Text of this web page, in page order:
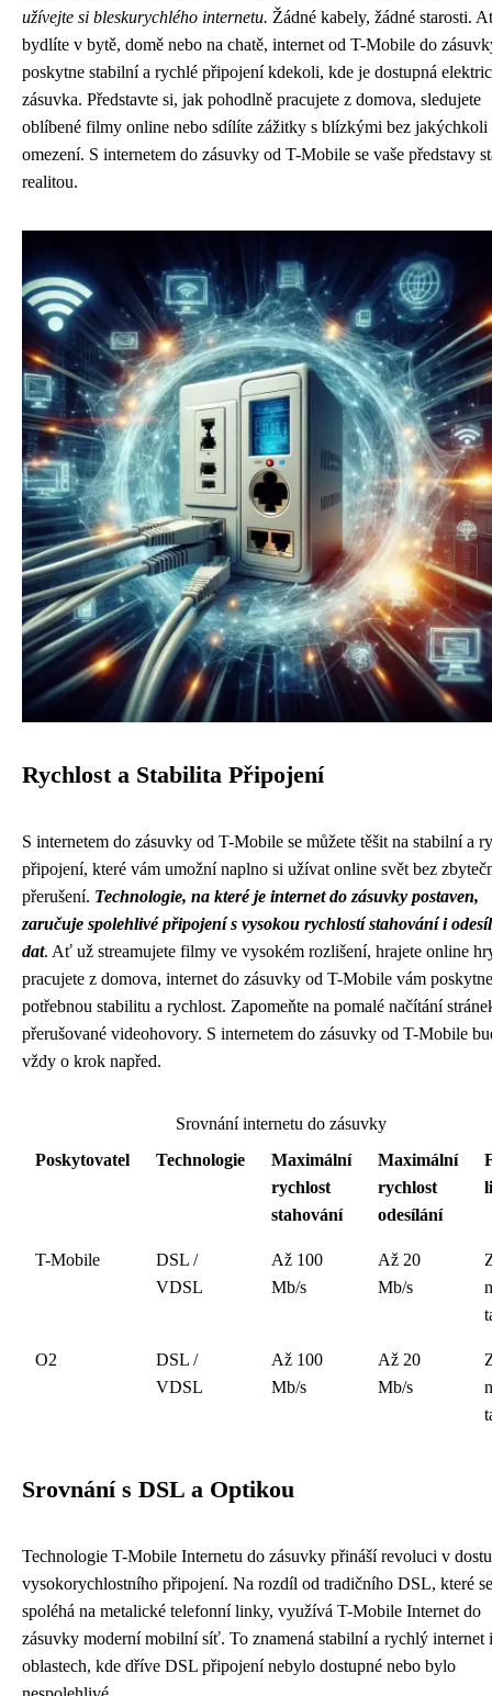
užívejte si bleskurychlého internetu. Žádné kabely, žádné starosti.
bydlíte v bytě, domě nebo na chatě, internet od T-Mobile do
poskytne stabilní a rychlé připojení kdekoli, kde je dostupná
zásuvka. Představte si, jak pohodlně pracujete z domova, sledujete
oblíbené filmy online nebo sdílíte zážitky s blízkými bez jakýchkoli
omezení. S internetem do zásuvky od T-Mobile se vaše představy
realitou.
Rychlost a Stabilita Připojení
S internetem do zásuvky od T-Mobile se můžete těšit na stabilní a
připojení, které vám umožní naplno si užívat online svět bez
přerušení. Technologie, na které je internet do zásuvky postaven,
zaručuje spolehlivé připojení s vysokou rychlostí stahování i
dat. Ať už streamujete filmy ve vysokém rozlišení, hrajete online
pracujete z domova, internet do zásuvky od T-Mobile vám poskytne
potřebnou stabilitu a rychlost. Zapomeňte na pomalé načítání
přerušované videohovory. S internetem do zásuvky od T-Mobile
vždy o krok napřed.
Srovnání internetu do zásuvky
Poskytovatel
Technologie
Maximální
rychlost
stahování
Maximální
rychlost
odesílání
T-Mobile
DSL /
VDSL
Až 100
Mb/s
Až 20
Mb/s
O2
DSL /
VDSL
Až 100
Mb/s
Až 20
Mb/s
Srovnání s DSL a Optikou
Technologie T-Mobile Internetu do zásuvky přináší revoluci v
vysokorychlostního připojení. Na rozdíl od tradičního DSL, které se
spoléhá na metalické telefonní linky, využívá T-Mobile Internet do
zásuvky moderní mobilní síť. To znamená stabilní a rychlý internet
oblastech, kde dříve DSL připojení nebylo dostupné nebo bylo